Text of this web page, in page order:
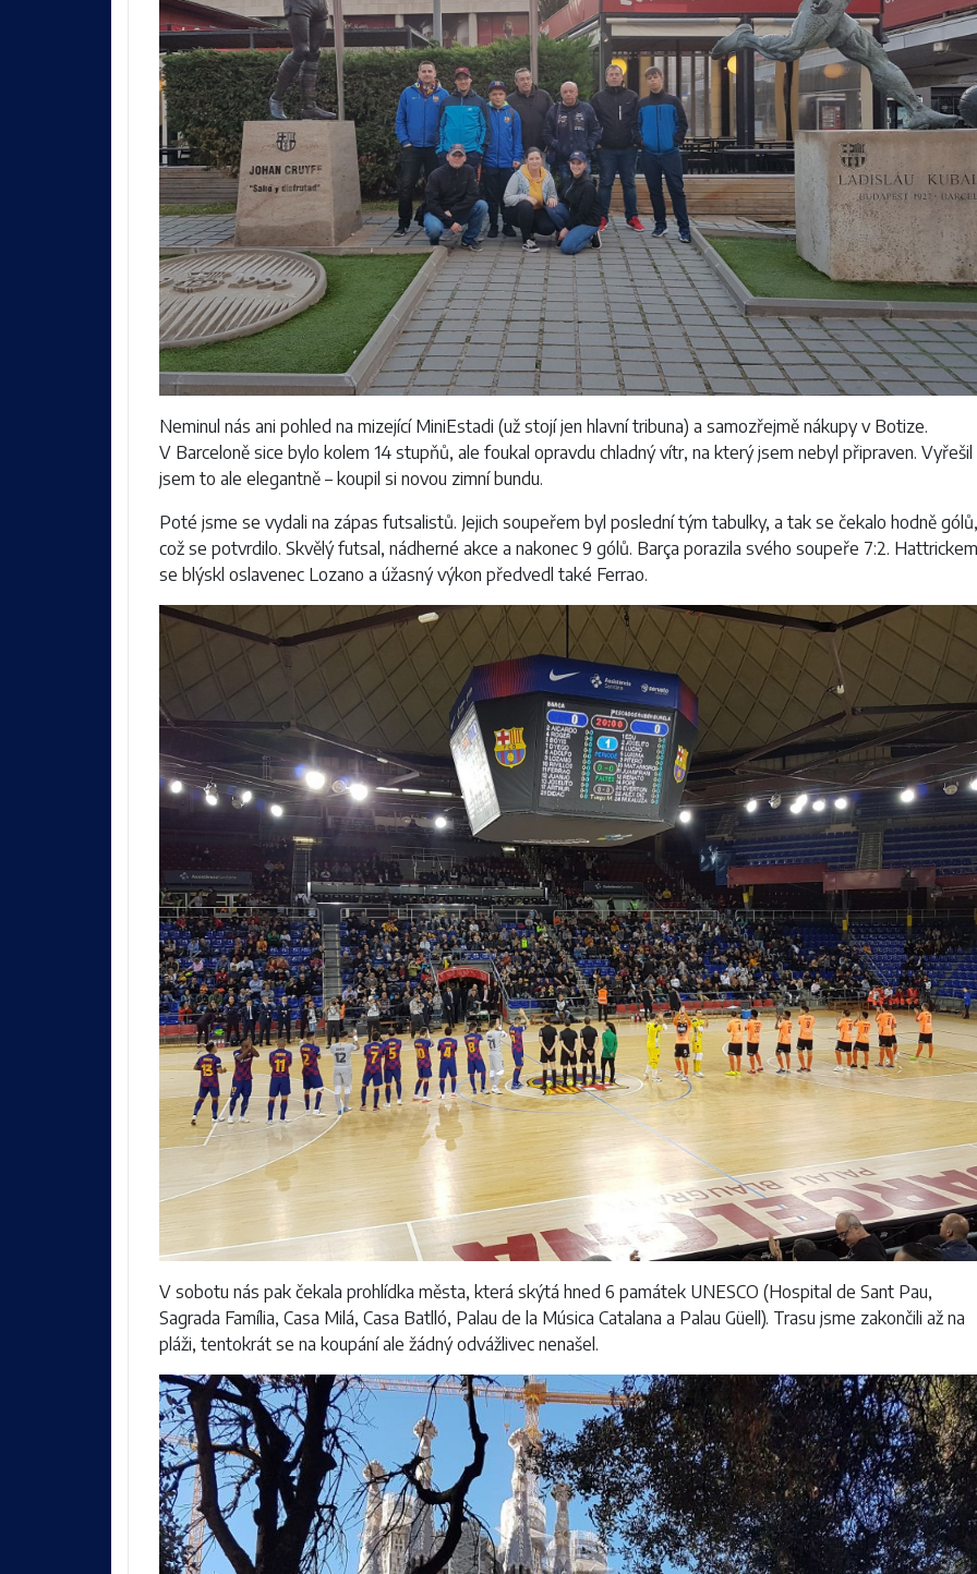
Neminul nás ani pohled na mizející MiniEstadi (už stojí jen hlavní tribuna) a samozřejmě nákupy v Botize.
V Barceloně sice bylo kolem 14 stupňů, ale foukal opravdu chladný vítr, na který jsem nebyl připraven. Vyřešil
jsem to ale elegantně – koupil si novou zimní bundu.
Poté jsme se vydali na zápas futsalistů. Jejich soupeřem byl poslední tým tabulky, a tak se čekalo hodně gólů,
což se potvrdilo. Skvělý futsal, nádherné akce a nakonec 9 gólů. Barça porazila svého soupeře 7:2. Hattrickem
se blýskl oslavenec Lozano a úžasný výkon předvedl také Ferrao.
V sobotu nás pak čekala prohlídka města, která skýtá hned 6 památek UNESCO (Hospital de Sant Pau,
Sagrada Família, Casa Milá, Casa Batlló, Palau de la Música Catalana a Palau Güell). Trasu jsme zakončili až na
pláži, tentokrát se na koupání ale žádný odvážlivec nenašel.